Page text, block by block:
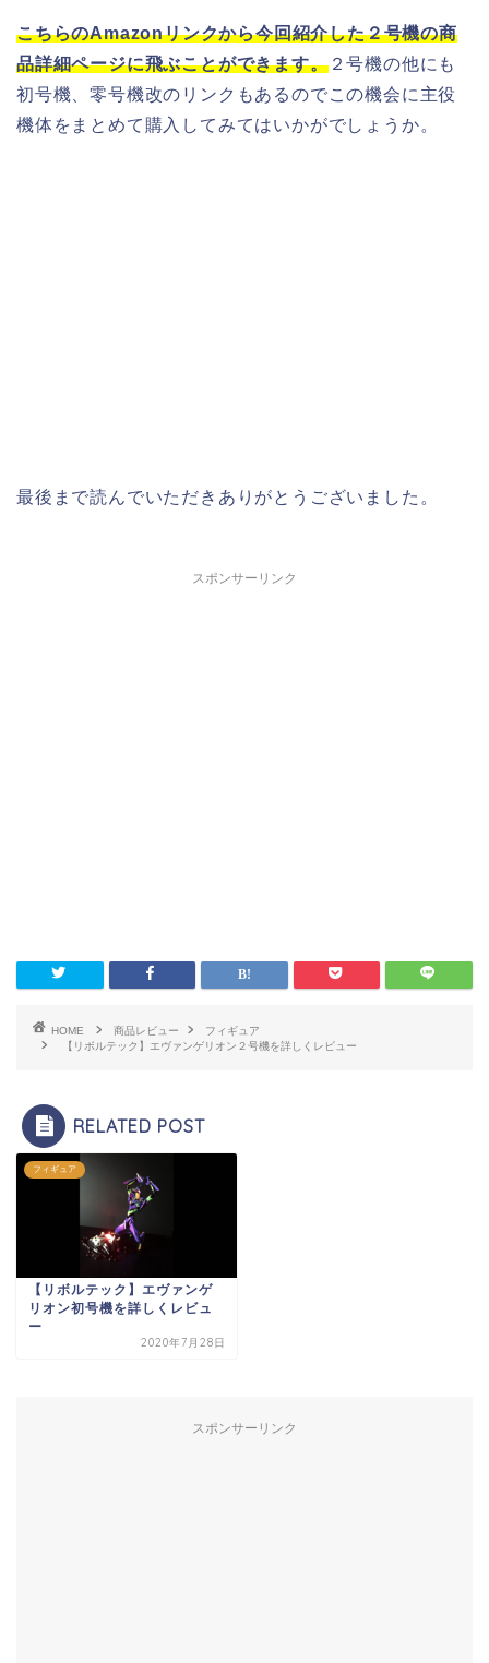
こちらのAmazonリンクから今回紹介した２号機の商
品詳細ページに飛ぶことができます。２号機の他にも
初号機、零号機改のリンクもあるのでこの機会に主役
機体をまとめて購入してみてはいかがでしょうか。
最後まで読んでいただきありがとうございました。
スポンサーリンク
HOME 商品レビュー
フィギュア
【リボルテック】エヴァンゲリオン２号機を詳しくレビュー
RELATED POST
フィギュア
【リボルテック】エヴァンゲ
リオン初号機を詳しくレビュ
ー
2020年7月28日
スポンサーリンク